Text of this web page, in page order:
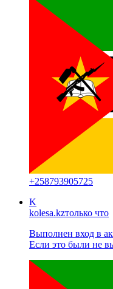
+258793905725
K
kolesa.kzтолько что
Выполнен вход в
Если это были не